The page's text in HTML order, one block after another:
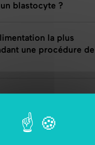
blastocyte ?
la plus
une procédure de
pas votre